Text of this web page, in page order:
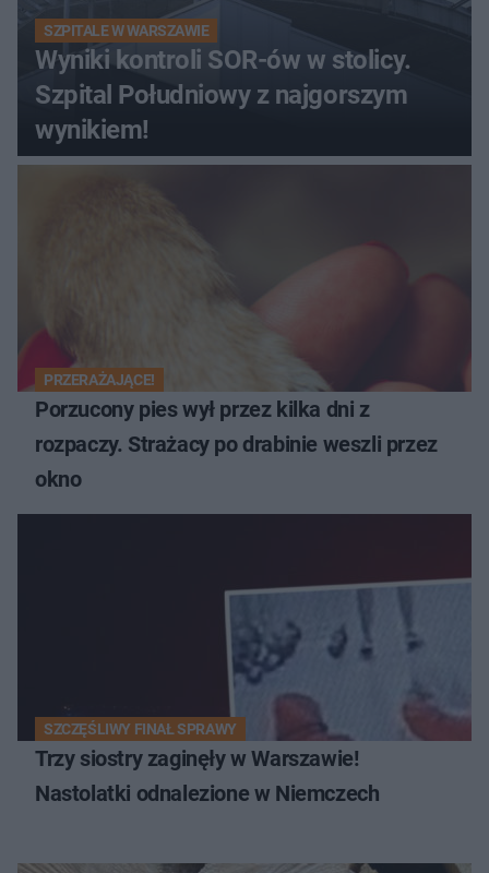
SZPITALE W WARSZAWIE
Wyniki kontroli SOR-ów w stolicy.
Szpital Południowy z najgorszym
wynikiem!
PRZERAŻAJĄCE!
Porzucony pies wył przez kilka dni z
rozpaczy. Strażacy po drabinie weszli przez
okno
SZCZĘŚLIWY FINAŁ SPRAWY
Trzy siostry zaginęły w Warszawie!
Nastolatki odnalezione w Niemczech